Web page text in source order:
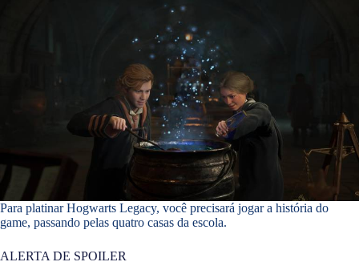
Para platinar Hogwarts Legacy, você precisará jogar a história do
game, passando pelas quatro casas da escola.
ALERTA DE SPOILER